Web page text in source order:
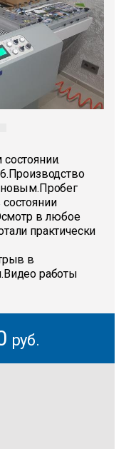
новым.Пробег
в любое
практически
в
работы
руб.